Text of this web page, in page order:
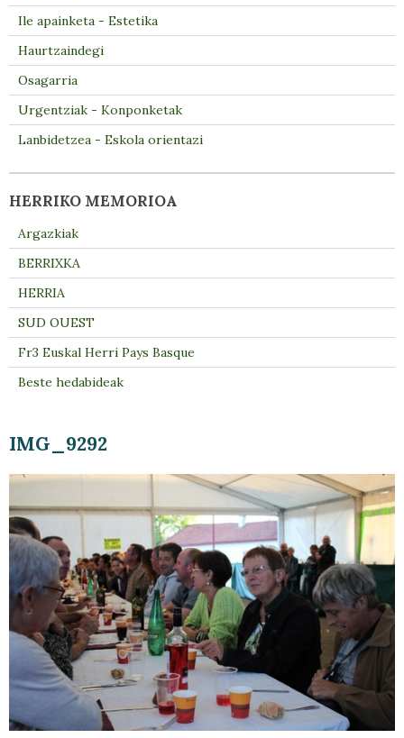
IMG_9292
Ile apainketa - Estetika
Haurtzaindegi
Osagarria
Urgentziak - Konponketak
Lanbidetzea - Eskola orientazi
HERRIKO MEMORIOA
Argazkiak
BERRIXKA
HERRIA
SUD OUEST
Fr3 Euskal Herri Pays Basque
Beste hedabideak